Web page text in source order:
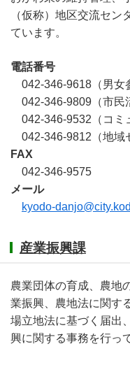
（仮称）地区交流セン
ています。
電話番号
042-346-9618（男女
042-346-9809（市民
042-346-9532（コミ
042-346-9812（地域
FAX
042-346-9575
メール
kyodo-
産業振興課
農業団体の育成、農地
業振興、農地法に関す
場立地法に基づく届出
興に関する事務を行っ